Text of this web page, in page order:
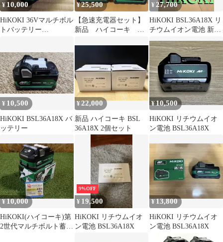
¥ 10,000
HiKOKI 36Vマルチボル
トバッテリー
¥25,500
【急速充電器セット】
新品 ハイコーキ マ
¥27,700
HiKOKI BSL36A18X リ
チウムイオン電池 新品
3個セット
¥ 10,500
HiKOKI BSL36A18X バ
ッテリー
¥22,000
新品 ハイコーキ BSL
36A18X 2個セット
¥10,500
HiKOKI リチウムイオ
ン電池 BSL36A18X
¥10,000
HiKOKI(ハイコーキ)第
2世代マルチボルト蓄電
9%OFF
¥ 19,500
HiKOKI リチウムイオ
ン電池 BSL36A18X
¥13,800
HiKOKI リチウムイオ
ン電池 BSL36A18X